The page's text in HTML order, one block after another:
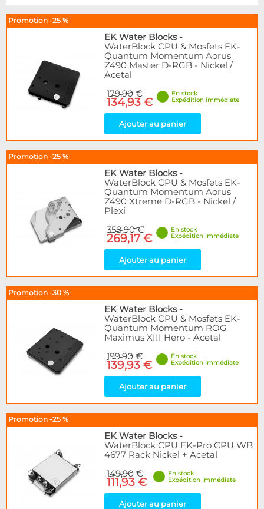
Promotion -25 %
EK Water Blocks-
WaterBlock CPU & Mosfets EK-
Quantum Momentum Aorus
Z490 Master D-RGB - Nickel /
Acetal
179,90 €
134,93 €
En stock
Expédition immédiate
Ajouter au panier
Promotion -25 %
EK Water Blocks-
WaterBlock CPU & Mosfets EK-
Quantum Momentum Aorus
Z490 Xtreme D-RGB - Nickel /
Plexi
358,90 €
269,17 €
En stock
Expédition immédiate
Ajouter au panier
Promotion -30 %
EK Water Blocks-
WaterBlock CPU & Mosfets EK-
Quantum Momentum ROG
Maximus XIII Hero - Acetal
199,90 €
139,93 €
En stock
Expédition immédiate
Ajouter au panier
Promotion -25 %
EK Water Blocks-
WaterBlock CPU EK-Pro CPU WB
4677 Rack Nickel + Acetal
149,90 €
111,93 €
En stock
Expédition immédiate
Ajouter au panier